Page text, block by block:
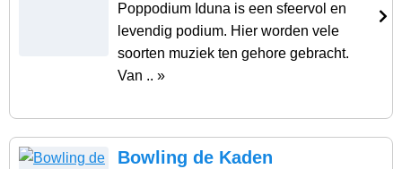
Poppodium Iduna is een sfeervol en
levendig podium. Hier worden vele
soorten muziek ten gehore gebracht.
Van .. »
Bowling de Kaden